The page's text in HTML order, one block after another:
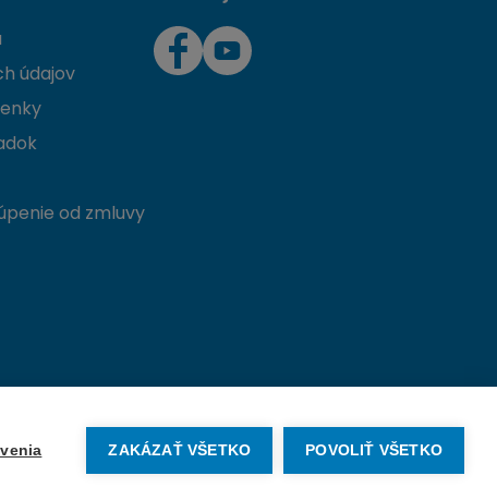
ZAKÁZAŤ VŠETKO POVOLIŤ VŠETKO
údajov
od zmluvy
Vytvorené na mieru oddenva.sk